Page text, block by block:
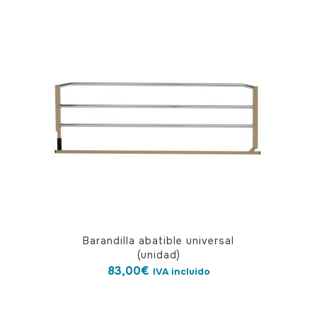
Barandilla abatible universal
(unidad)
83,00€ IVA incluido